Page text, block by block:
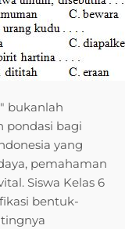
bukanlah
pondasi bagi
yang
pemahaman
Siswa Kelas 6
bentuk-